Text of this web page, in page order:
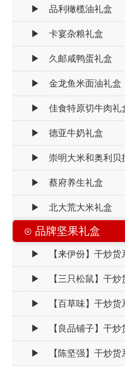
▶ 品利橄榄油礼盒
▶ 卡宴杂粮礼盒
▶ 久邮咸鸭蛋礼盒
▶ 金龙鱼米面油礼盒
▶ 佳食特原切牛肉礼
▶ 德亚牛奶礼盒
▶ 崇明大米和奥利贝
▶ 蔡府养生礼盒
▶ 北大荒大米礼盒
⊙ 品牌坚果礼盒
▶ 【来伊份】干炒货
▶ 【三只松鼠】干炒
▶ 【百草味】干炒货
▶ 【良品铺子】干炒
▶ 【陈坚强】干炒货